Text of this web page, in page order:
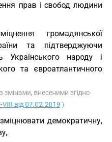
прав і свобод людини
громадянської
та підтверджуючи
Українського народу і
та євроатлантичного
змінами, внесеними згідно
від 07.02.2019 )
демократичну,